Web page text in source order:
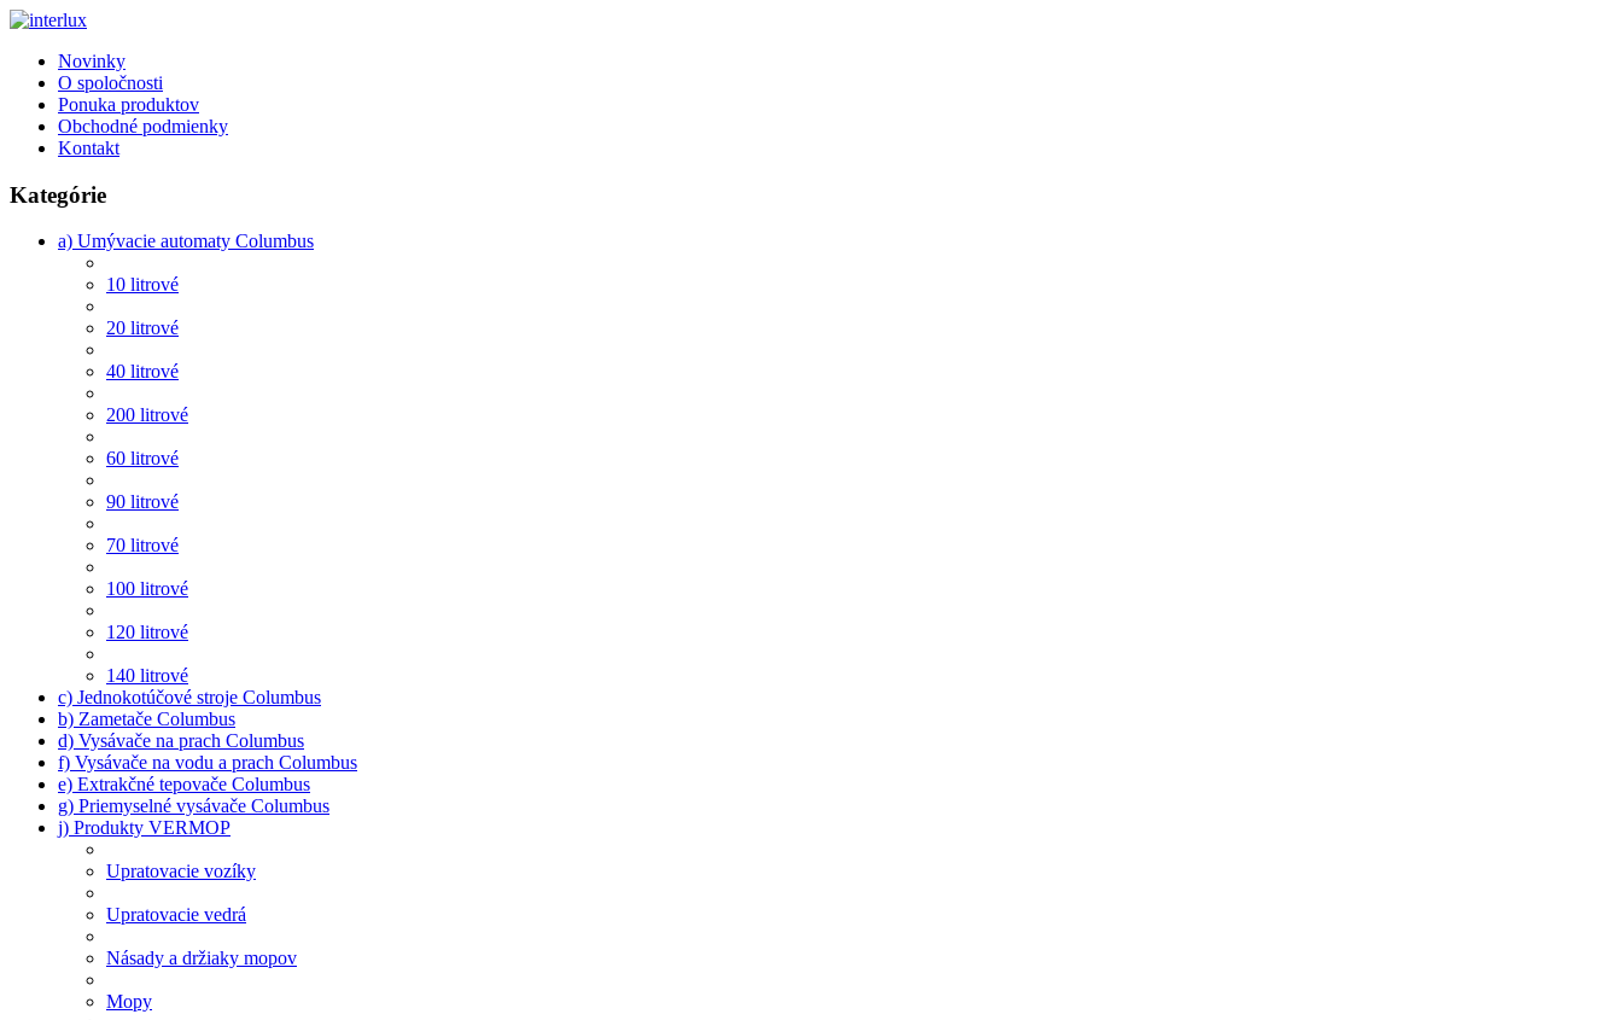
Novinky
O spoločnosti
Ponuka produktov
Obchodné podmienky
Kontakt
Kategórie
a) Umývacie automaty Columbus
10 litrové
20 litrové
40 litrové
200 litrové
60 litrové
90 litrové
70 litrové
100 litrové
120 litrové
140 litrové
c) Jednokotúčové stroje Columbus
b) Zametače Columbus
d) Vysávače na prach Columbus
f) Vysávače na vodu a prach Columbus
e) Extrakčné tepovače Columbus
g) Priemyselné vysávače Columbus
j) Produkty VERMOP
Upratovacie vozíky
Upratovacie vedrá
Násady a držiaky mopov
Mopy